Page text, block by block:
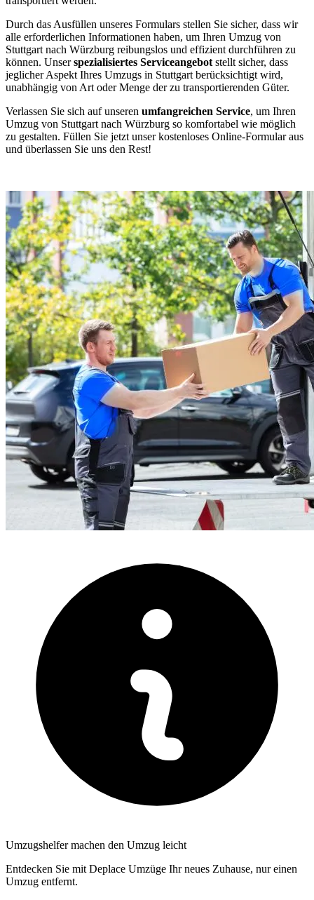
Durch das Ausfüllen unseres Formulars stellen Sie sicher, dass wir
alle erforderlichen Informationen haben, um Ihren Umzug von
Stuttgart nach Würzburg reibungslos und effizient durchführen zu
können. Unserspezialisiertes Serviceangebot stellt sicher, dass
jeglicher Aspekt Ihres Umzugs in Stuttgart berücksichtigt wird,
unabhängig von Art oder Menge der zu transportierenden Güter.
Verlassen Sie sich auf unseren umfangreichen Service, um Ihren
Umzug von Stuttgart nach Würzburg so komfortabel wie möglich
zu gestalten. Füllen Sie jetzt unser kostenloses Online-Formular aus
und überlassen Sie uns den Rest!
Umzugshelfer machen den Umzug leicht
Entdecken Sie mit Deplace Umzüge Ihr neues Zuhause, nur einen
Umzug entfernt.